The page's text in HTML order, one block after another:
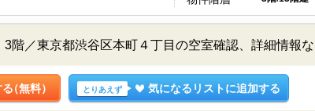
階／東京都渋谷区本町４丁目の空室確認、詳細情報
（無料） とりあえず 気になるリストに追加する